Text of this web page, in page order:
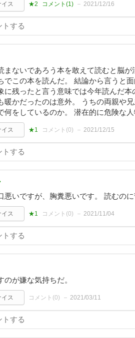
イス ★2 コメント(1) 2021/12/16
まないであろう本を敢えて読むと脳
でこの本を読んだ。 結論から言うと
に残ったと言う意味では今年読んだ
暖かだったのは意外。 うちの両親や
何をしているのか。 潜在的に危険な
イス ★1 コメント(0) 2021/12/15
悪いですが、胸糞悪いです。 読むのに
イス ★1 コメント(0) 2021/11/04
のが嫌な気持ちだ。
イス コメント(0) 2021/03/11